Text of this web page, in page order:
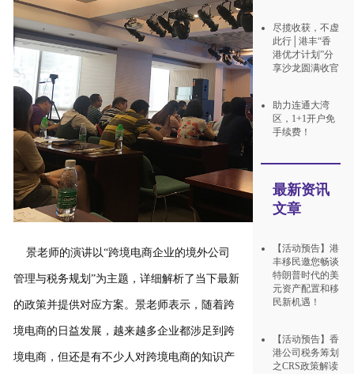
景老师的演讲以“跨境电商企业的境外公司
管理与税务规划”为主题，详细解析了当下最新
的政策并提供对应方案。景老师表示，随着跨
境电商的日益发展，越来越多企业都涉足到跨
境电商，但还是有不少人对跨境电商的知识产
尽揽收获，不虚
此行│港丰“香
港优才计划”分
享沙龙圆满收官
助力连通大湾
区，1+1开户免
手续费！
最新资讯
文章
【活动预告】港
丰移民邀您畅谈
特朗普时代的美
元资产配置和移
民新机遇！
【活动预告】香
港公司税务筹划
之CRS政策解读